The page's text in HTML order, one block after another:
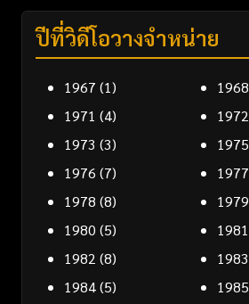
ปีที่วิดีโอวางจำหน่าย
1967 (1) 1968
1971 (4) 1972
1973 (3) 1975
1976 (7) 1977
1978 (8) 1979
1980 (5) 1981
1982 (8) 1983
1984(5) 1985